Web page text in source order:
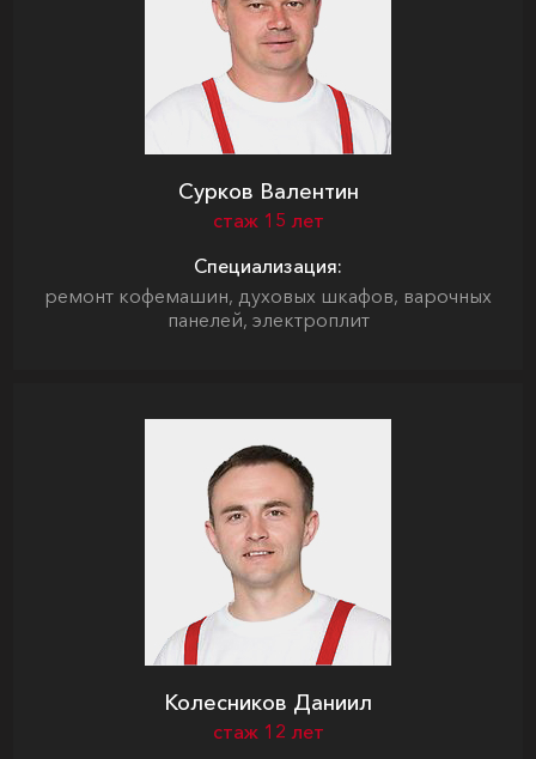
Сурков Валентин
стаж 15 лет
Специализация:
ремонт кофемашин, духовых шкафов, варочных
панелей, электроплит
Колесников Даниил
стаж 12 лет